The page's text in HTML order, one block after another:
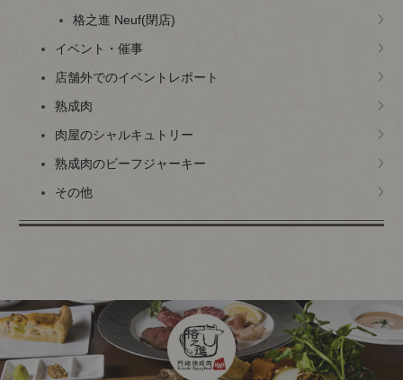
格之進 Neuf(閉店)
イベント・催事
店舗外でのイベントレポート
熟成肉
肉屋のシャルキュトリー
熟成肉のビーフジャーキー
その他